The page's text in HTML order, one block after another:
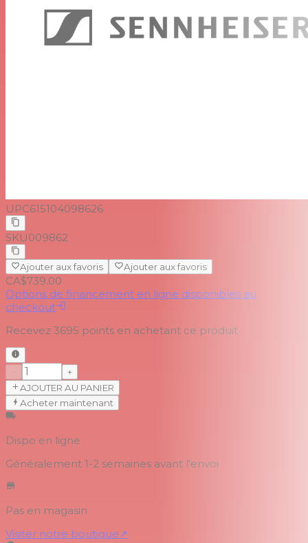
Le diaphragme parapluie breveté protège le
microphone contre la transpiration
UPC615104098626
SKU009862
Ajouter aux favoris Ajouter aux favoris
CA$739.00
Options de financement en ligne disponibles au
checkout
Recevez 3695 points en achetant ce produit
−
+
AJOUTER AU PANIER
Acheter maintenant
Dispo en ligne
Généralement 1-2 semaines avant l'envoi
Pas en magasin
Visiter notre boutique↗